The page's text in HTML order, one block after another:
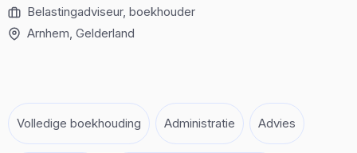
Belastingadviseur, boekhouder
Arnhem, Gelderland
Volledige boekhouding Administratie Advies